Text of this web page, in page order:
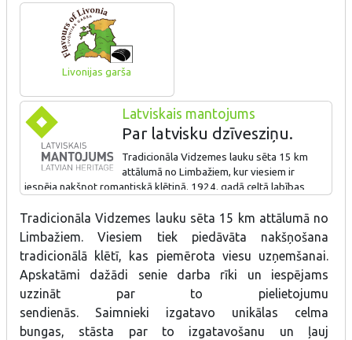
Livonijas garša
Latviskais mantojums
Par latvisku dzīvesziņu.
Tradicionāla Vidzemes lauku sēta 15 km
attālumā no Limbažiem, kur viesiem ir
iespēja nakšņot romantiskā klētiņā. 1924. gadā celtā labības
piemērota atpūtai divatā vai atpūtai ar bērniem. Klēts ēkā
atrodas arī pirts. Teritorijā atrodas dīķis un upīte, kas piemēroti
peldēm, makšķerēšanai vai romantiskam izbraucienam ar
laivu, lapene, smēdes namiņš, kur saimnieks iemācīs izkalt naglu,
šūpoles, mazdārziņš ar vietējiem lauku labumiem un ziedošas
pļavas. Aplūkojami arī dzīvnieciņi, kurus ļauts apskatīt, pabarot
un pat samīļot.
Saimnieki piekopj latvisku dzīvesziņu, ko nodevuši arī mantojumā
Tradicionāla Vidzemes lauku sēta 15 km attālumā no
Limbažiem. Viesiem tiek piedāvāta nakšņošana
tradicionālā klētī, kas piemērota viesu uzņemšanai.
Apskatāmi dažādi senie darba rīki un iespējams
uzzināt par to pielietojumu
sendienās. Saimnieki izgatavo unikālas celma
bungas, stāsta par to izgatavošanu un ļauj